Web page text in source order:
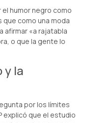
humor negro como
como una moda
afirmar «a rajatabla
o que la gente lo
y la
por los límites
explicó que el estudio